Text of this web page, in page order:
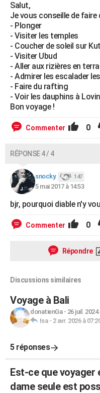
Salut,
Je vous conseille de
- Plonger
- Visiter les temples
- Coucher de soleil sur
- Visiter Ubud
- Aller aux rizières en
- Admirer les escalader
- Faire du rafting
- Voir les dauphins à
Bon voyage !
Commenter 0
RÉPONSE 4 / 4
snocky. 147
5 mai 2017 à 14:53
bjr, pourquoi diable n'y
Commenter 0
Répondre
Discussions similaires
Voyage à Bali
donatienGa- 26 juil. 2024
Isa- 2 avr. 2026 à
5 réponses
Est-ce que voyager
dame seule est